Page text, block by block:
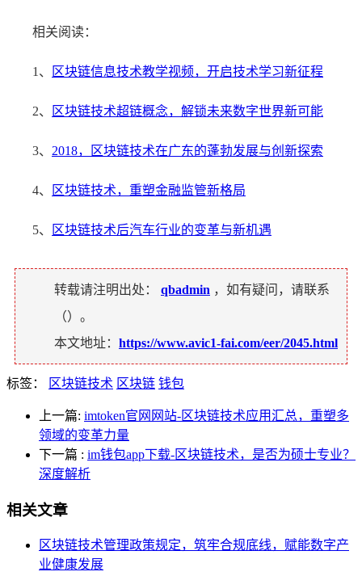
相关阅读：
1、 区块链信息技术教学视频，开启技术学习新征程
2、 区块链技术超链概念，解锁未来数字世界新可能
3、 2018，区块链技术在广东的蓬勃发展与创新探索
4、 区块链技术，重塑金融监管新格局
5、 区块链技术后汽车行业的变革与新机遇
转载请注明出处： qbadmin ，如有疑问，请联系
（）。
本文地址： https://www.avic1-fai.com/eer/2045.html
标签： 区块链技术 区块链 钱包
上一篇: imtoken官网网站-区块链技术应用汇总，重塑多
领域的变革力量
下一篇 : im钱包app下载-区块链技术，是否为硕士专业？
深度解析
相关文章
区块链技术管理政策规定，筑牢合规底线，赋能数字产
业健康发展